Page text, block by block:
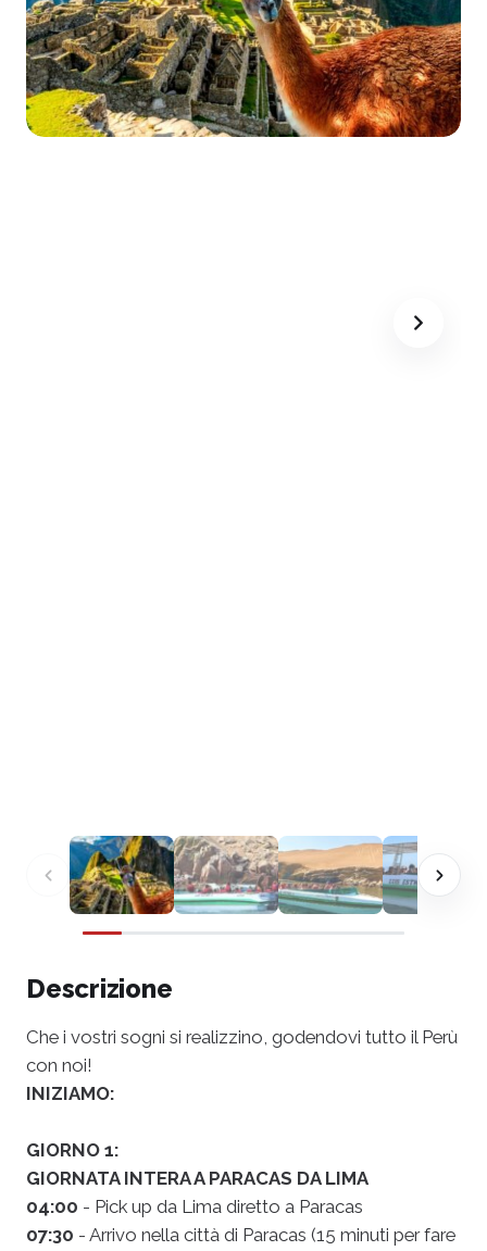
Descrizione
Che i vostri sogni si realizzino, godendovi tutto il Perù
con noi!
INIZIAMO:
GIORNO 1:
GIORNATA INTERA A PARACAS DA LIMA
04:00 - Pick up da Lima diretto a Paracas
07:30 - Arrivo nella città di Paracas (15 minuti per fare